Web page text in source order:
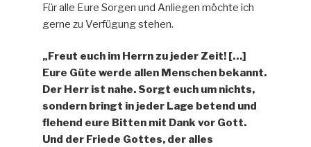
Für alle Eure Sorgen und Anliegen möchte ich
gerne zu Verfügung stehen.
„Freut euch im Herrn zu jeder Zeit! […]
Eure Güte werde allen Menschen bekannt.
Der Herr ist nahe. Sorgt euch um nichts,
sondern bringt in jeder Lage betend und
flehend eure Bitten mit Dank vor Gott.
Und der Friede Gottes, der alles